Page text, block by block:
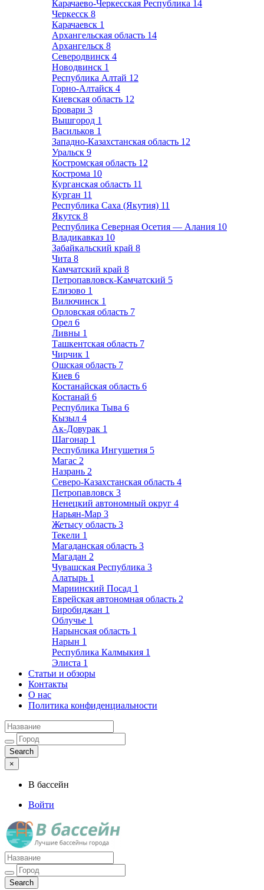
Карачаево-Черкесская Республика 14
Черкесск 8
Карачаевск 1
Архангельская область 14
Архангельск 8
Северодвинск 4
Новодвинск 1
Республика Алтай 12
Горно-Алтайск 4
Киевская область 12
Бровари 3
Вышгород 1
Васильков 1
Западно-Казахстанская область 12
Уральск 9
Костромская область 12
Кострома 10
Курганская область 11
Курган 11
Республика Саха (Якутия) 11
Якутск 8
Республика Северная Осетия — Алания 10
Владикавказ 10
Забайкальский край 8
Чита 8
Камчатский край 8
Петропавловск-Камчатский 5
Елизово 1
Вилючинск 1
Орловская область 7
Орел 6
Ливны 1
Ташкентская область 7
Чирчик 1
Ошская область 7
Киев 6
Костанайская область 6
Костанай 6
Республика Тыва 6
Кызыл 4
Ак-Довурак 1
Шагонар 1
Республика Ингушетия 5
Магас 2
Назрань 2
Северо-Казахстанская область 4
Петропавловск 3
Ненецкий автономный округ 4
Нарьян-Мар 3
Жетысу область 3
Текели 1
Магаданская область 3
Магадан 2
Чувашская Республика 3
Алатырь 1
Мариинский Посад 1
Еврейская автономная область 2
Биробиджан 1
Облучье 1
Нарынская область 1
Нарын 1
Республика Калмыкия 1
Элиста 1
Статьи и обзоры
Контакты
О нас
Политика конфиденциальности
×
В бассейн
Войти
Лучшие бассейны города